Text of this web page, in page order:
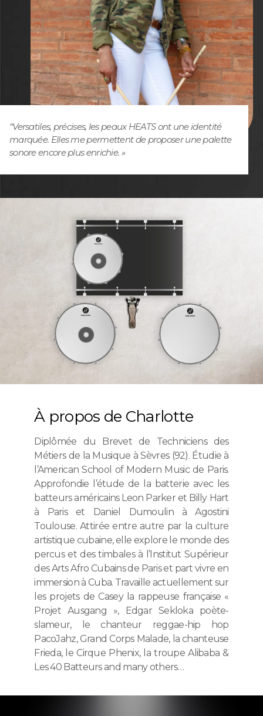
“Versatiles, précises, les peaux HEATS ont une identité
marquée. Elles me permettent de proposer une palette
sonore encore plus enrichie. »
À propos de Charlotte
Diplômée du Brevet de Techniciens des
Métiers de la Musique à Sèvres (92). Étudie à
l’American School of Modern Music de Paris.
Approfondie l’étude de la batterie avec les
batteurs américains Leon Parker et Billy Hart
à Paris et Daniel Dumoulin à Agostini
Toulouse. Attirée entre autre par la culture
artistique cubaine, elle explore le monde des
percus et des timbales à l’Institut Supérieur
des Arts Afro Cubains de Paris et part vivre en
immersion à Cuba. Travaille actuellement sur
les projets de Casey la rappeuse française «
Projet Ausgang », Edgar Sekloka poète-
slameur, le chanteur reggae-hip hop
PacoJahz, Grand Corps Malade, la chanteuse
Frieda, le Cirque Phenix, la troupe Alibaba &
Les 40 Batteurs and many others…